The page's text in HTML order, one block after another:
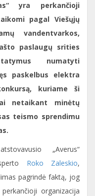
yra perkančioji
pagal Viešųjų
vandentvarkos,
paslaugų srities
numatyti
paskelbus elektra
kuriame ši
netaikant minėtų
teismo sprendimu
„Averus“
Roko Zaleskio,
pagrindė faktą, jog
organizacija